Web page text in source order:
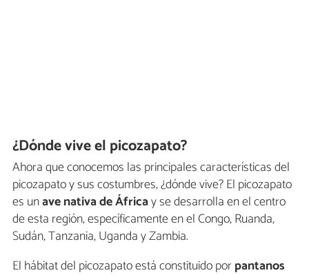
¿Dónde vive el picozapato?
Ahora que conocemos las principales características del
picozapato y sus costumbres, ¿dónde vive? El picozapato
es unave nativa de Áfricay se desarrolla en el centro
de esta región, específicamente en el Congo, Ruanda,
Sudán, Tanzania, Uganda y Zambia.
El hábitat del picozapato está constituido porpantanos